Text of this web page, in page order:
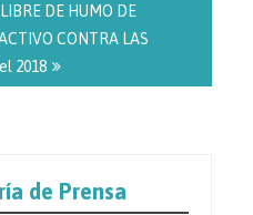
DE HUMO DE
CONTRA LAS
2018
de Prensa